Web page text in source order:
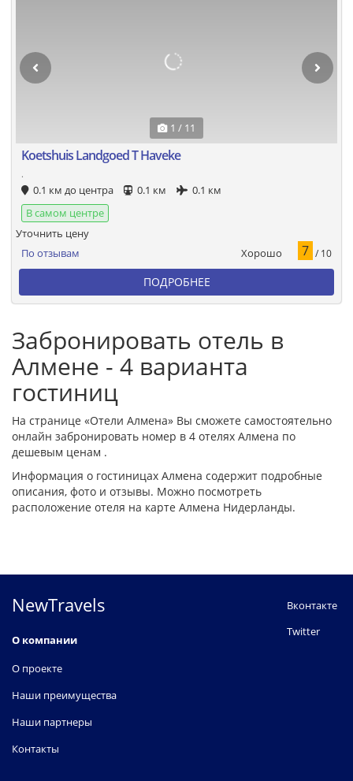
1 / 11
Koetshuis Landgoed T Haveke
.
0.1 км до центра 0.1 км
0.1 км
В самом центре
По отзывам Хорошо 7 / 10
Уточнить цену
ПОДРОБНЕЕ
Забронировать отель в
Алмене - 4 варианта
гостиниц
На странице «Отели Алмена» Вы сможете самостоятельно
онлайн забронировать номер в 4 отелях Алмена по
дешевым ценам .
Информация о гостиницах Алмена содержит подробные
описания, фото и отзывы. Можно посмотреть
расположение отеля на карте Алмена Нидерланды.
NewTravels
О компании
О проекте
Наши преимущества
Наши партнеры
Контакты
Вконтакте
Twitter